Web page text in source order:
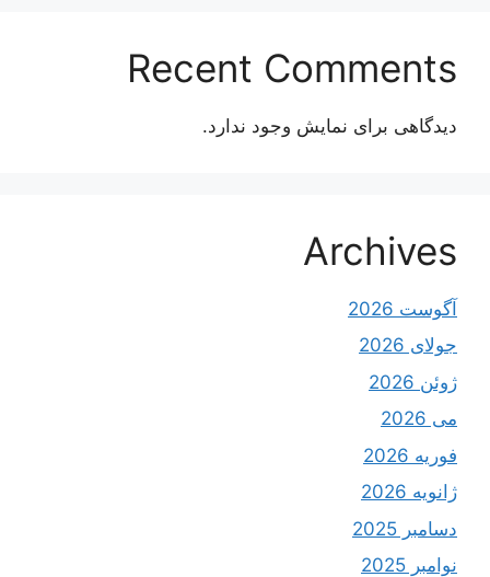
Recent Comments
دیدگاهی برای نمایش وجود ندارد.
Archives
آگوست 2026
جولای 2026
ژوئن 2026
می 2026
فوریه 2026
ژانویه 2026
دسامبر 2025
نوامبر 2025